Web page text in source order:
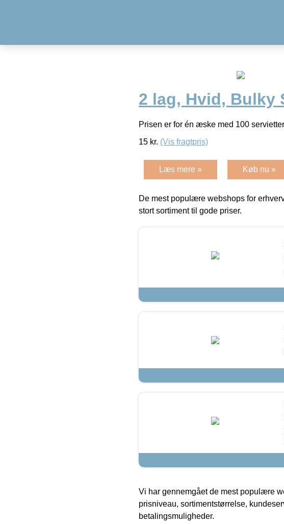
2 lag, Hvid, Bulky
Prisen er for én æske med 100
15 kr. (Vis fragtpris)
Læs mere » Køb nu »
De mest populære webshops for
stort sortiment til gode priser.
Vi har gennemgået de mest populære
prisniveau, sortimentstørrelse,
betalingsmuligheder.